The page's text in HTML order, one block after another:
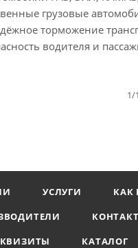
грузовые
торможение
водителя и
1/1
УСЛУГИ
КАК
КАТАЛОГ